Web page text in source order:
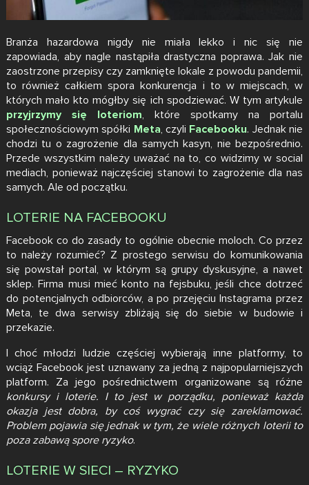
Branża hazardowa nigdy nie miała lekko i nic się nie
zapowiada, aby nagle nastąpiła drastyczna poprawa. Jak nie
zaostrzone przepisy czy zamknięte lokale z powodu pandemii,
to również całkiem spora konkurencja i to w miejscach, w
których mało kto mógłby się ich spodziewać. W tym artykule
przyjrzymy się loteriom, które spotkamy na portalu
społecznościowym spółki Meta, czyli Facebooku. Jednak nie
chodzi tu o zagrożenie dla samych kasyn, nie bezpośrednio.
Przede wszystkim należy uważać na to, co widzimy w social
mediach, ponieważ najczęściej stanowi to zagrożenie dla nas
samych. Ale od początku.
LOTERIE NA FACEBOOKU
Facebook co do zasady to ogólnie obecnie moloch. Co przez
to należy rozumieć? Z prostego serwisu do komunikowania
się powstał portal, w którym są grupy dyskusyjne, a nawet
sklep. Firma musi mieć konto na fejsbuku, jeśli chce dotrzeć
do potencjalnych odbiorców, a po przejęciu Instagrama przez
Meta, te dwa serwisy zbliżają się do siebie w budowie i
przekazie.
I choć młodzi ludzie częściej wybierają inne platformy, to
wciąż Facebook jest uznawany za jedną z najpopularniejszych
platform. Za jego pośrednictwem organizowane są różne
konkursy i loterie. I to jest w porządku, ponieważ każda
okazja jest dobra, by coś wygrać czy się zareklamować.
Problem pojawia się jednak w tym, że wiele różnych loterii to
poza zabawą spore ryzyko.
LOTERIE W SIECI – RYZYKO